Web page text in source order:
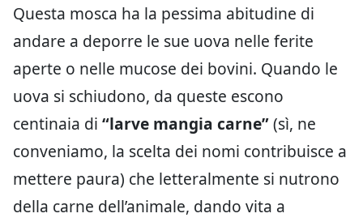
Questa mosca ha la pessima abitudine di
andare a deporre le sue uova nelle ferite
aperte o nelle mucose dei bovini. Quando le
uova si schiudono, da queste escono
centinaia di “larve mangia carne”(sì, ne
conveniamo, la scelta dei nomi contribuisce a
mettere paura) che letteralmente si nutrono
della carne dell’animale, dando vita a